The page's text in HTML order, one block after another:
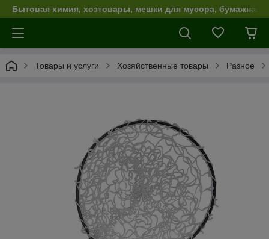
Бытовая химия, хозтовары, мешки для мусора, бумажная
Товары и услуги Хозяйственные товары Разное